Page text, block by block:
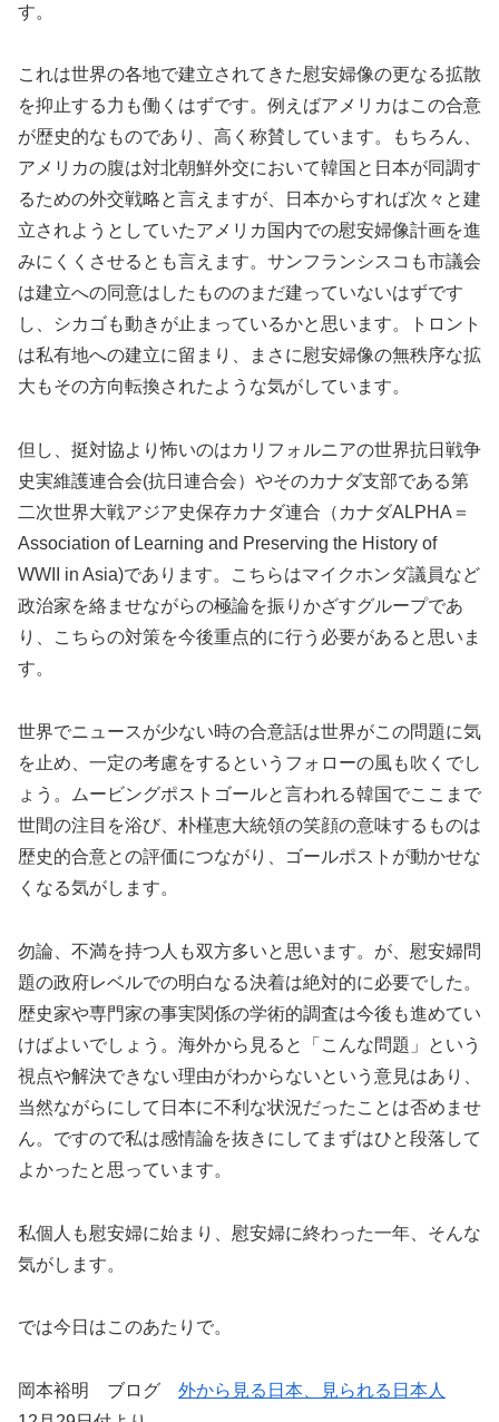
す。
これは世界の各地で建立されてきた慰安婦像の更なる拡散
を抑止する力も働くはずです。例えばアメリカはこの合意
が歴史的なものであり、高く称賛しています。もちろん、
アメリカの腹は対北朝鮮外交において韓国と日本が同調す
るための外交戦略と言えますが、日本からすれば次々と建
立されようとしていたアメリカ国内での慰安婦像計画を進
みにくくさせるとも言えます。サンフランシスコも市議会
は建立への同意はしたもののまだ建っていないはずです
し、シカゴも動きが止まっているかと思います。トロント
は私有地への建立に留まり、まさに慰安婦像の無秩序な拡
大もその方向転換されたような気がしています。
但し、挺対協より怖いのはカリフォルニアの世界抗日戦争
史実維護連合会(抗日連合会）やそのカナダ支部である第
二次世界大戦アジア史保存カナダ連合（カナダALPHA＝
Association of Learning and Preserving the History of
WWII in Asia)であります。こちらはマイクホンダ議員など
政治家を絡ませながらの極論を振りかざすグループであ
り、こちらの対策を今後重点的に行う必要があると思いま
す。
世界でニュースが少ない時の合意話は世界がこの問題に気
を止め、一定の考慮をするというフォローの風も吹くでし
ょう。ムービングポストゴールと言われる韓国でここまで
世間の注目を浴び、朴槿恵大統領の笑顔の意味するものは
歴史的合意との評価につながり、ゴールポストが動かせな
くなる気がします。
勿論、不満を持つ人も双方多いと思います。が、慰安婦問
題の政府レベルでの明白なる決着は絶対的に必要でした。
歴史家や専門家の事実関係の学術的調査は今後も進めてい
けばよいでしょう。海外から見ると「こんな問題」という
視点や解決できない理由がわからないという意見はあり、
当然ながらにして日本に不利な状況だったことは否めませ
ん。ですので私は感情論を抜きにしてまずはひと段落して
よかったと思っています。
私個人も慰安婦に始まり、慰安婦に終わった一年、そんな
気がします。
では今日はこのあたりで。
岡本裕明 ブログ 外から見る日本、見られる日本人